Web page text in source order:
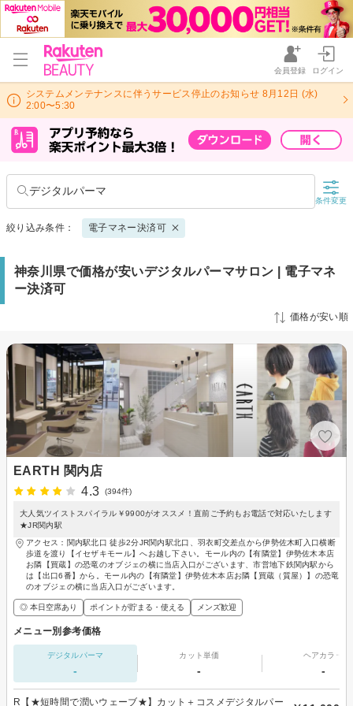
会員登録 ログイン
システムメンテナンスに伴うサービス停止のお知らせ 8月12日 (水)
2:00〜5:30
デジタルパーマ
条件変更
絞り込み条件： 電子マネー決済可
神奈川県で価格が安いデジタルパーマサロン | 電子マネ
ー決済可
価格が安い順
EARTH 関内店
4.3
(394件)
大人気ツイストスパイラル￥9900がオススメ！直前ご予約もお電話で対応いたします
★JR関内駅
アクセス：関内駅北口 徒歩2分JR関内駅北口、羽衣町交差点から伊勢佐木町入口横断
歩道を渡り【イセザキモール】へお越し下さい。モール内の【有隣堂】伊勢佐木本店
お隣【買蔵】の恐竜のオブジェの横に当店入口がございます、市営地下鉄関内駅から
は【出口6番】から。モール内の【有隣堂】伊勢佐木本店お隣【買蔵（質屋）】の恐竜
のオブジェの横に当店入口がございます。
◎ 本日空席あり ポイントが貯まる・使える メンズ歓迎
メニュー別参考価格
デジタルパーマ
-
カット単価
-
ヘアカラー
-
R【★短時間で潤いウェーブ★】カット＋コスメデジタルパー